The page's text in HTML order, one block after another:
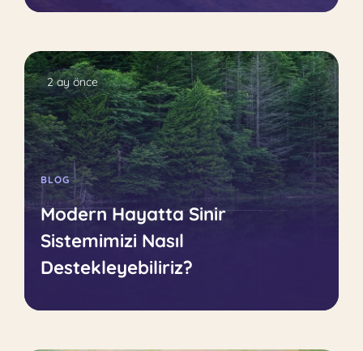
2 ay önce
BLOG
Modern Hayatta Sinir
Sistemimizi Nasıl
Destekleyebiliriz?